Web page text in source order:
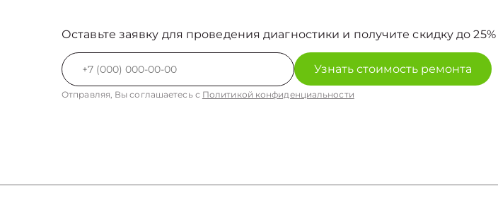
Оставьте заявку для проведения диагностики и получите скидку до 25%
Узнать стоимость ремонта
Отправляя, Вы соглашаетесь с Политикой конфиденциальности